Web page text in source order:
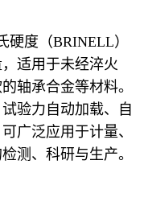
硬度（BRINELL）
适用于未经淬火
轴承合金等材料。
验力自动加载、自
广泛应用于计量、
测、科研与生产。